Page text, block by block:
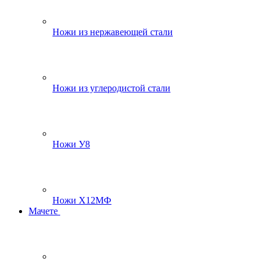
Ножи из нержавеющей стали
Ножи из углеродистой стали
Ножи У8
Ножи Х12МФ
Мачете